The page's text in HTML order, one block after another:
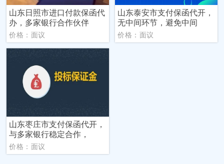
山东日照市进口付款保函代
办，多家银行合作伙伴
价格：面议
山东泰安市支付保函代开，
无中间环节，避免中间
价格：面议
山东枣庄市支付保函代开，
与多家银行稳定合作，
价格：面议